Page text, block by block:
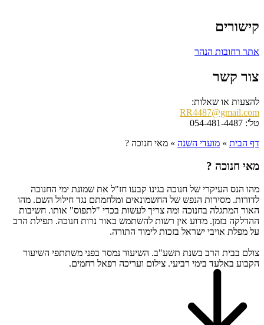
קישורים
אתר רחובות הנהר
צור קשר
להצעות או שאלות:
RR4487@gmail.com
טל': 054-481-4487
דף הבית » מועדי השנה » מאי חנוכה ?
מאי חנוכה ?
מהו הנס העיקרי של חנוכה בגינו קבעו חז"ל את שמונת ימי החנוכה
לדורות. מסירות הנפש של החשמונאים ומלחמתם נגד חילול השם. מהו
האור המתגלה בחנוכה ומה צריך לעשות בכדי "לתפוס" אותו. חשיבות
ההדלקה בזמן. מדוע אין רשות להשתמש באור נרות חנוכה. תפילת הרב
על מפלת אויבי ישראל בזכות לימוד התורה.
צולם בבית הרב בשנת תשע"ב. השיעור נמסר בפני משתתפי השיעור
הקבוע באלעד בימי רביעי. צילום ועריכה רפאל רחמים.